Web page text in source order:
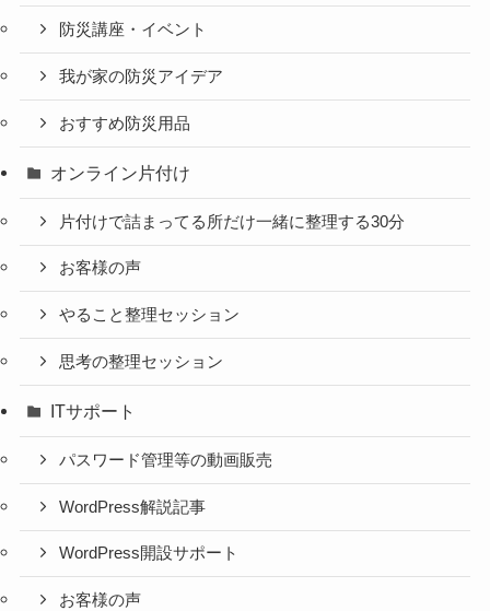
防災講座・イベント
我が家の防災アイデア
おすすめ防災用品
オンライン片付け
片付けで詰まってる所だけ一緒に整理する30分
お客様の声
やること整理セッション
思考の整理セッション
ITサポート
パスワード管理等の動画販売
WordPress解説記事
WordPress開設サポート
お客様の声